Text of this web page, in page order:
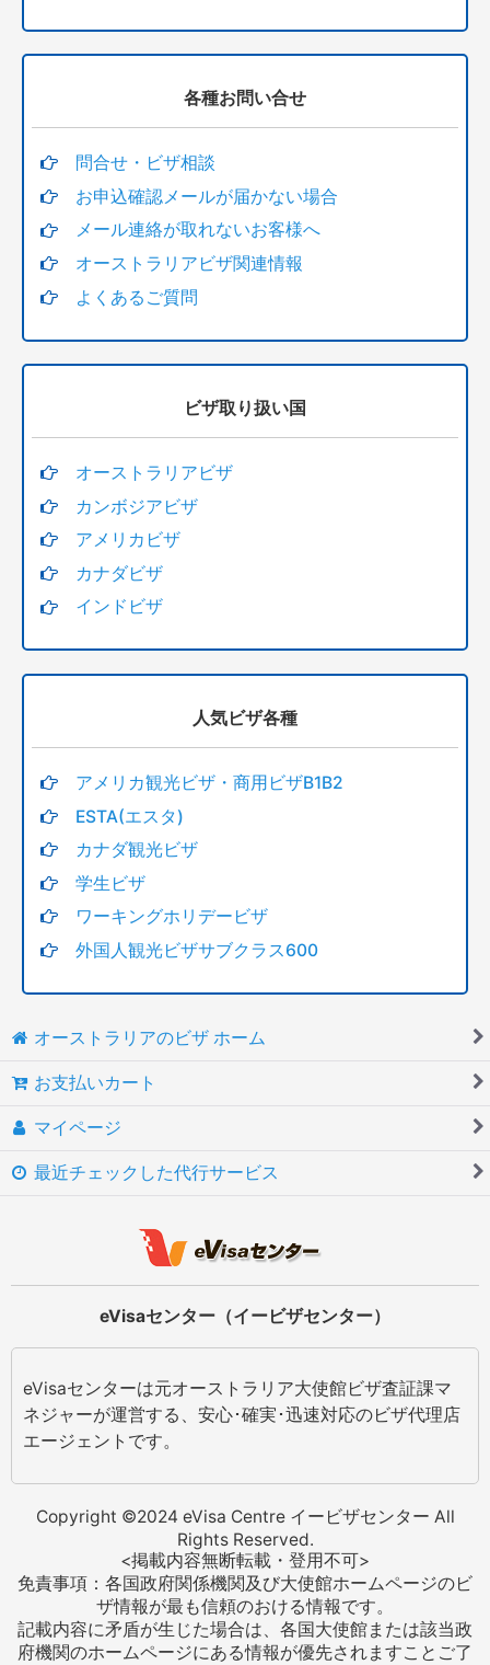
アメリカ観光ビザ 外国人
ニュージーランドビザ
カナダビザ
スリランカビザ
インドビザ
インドネシアビザ
各種お問い合せ
問合せ・ビザ相談
お申込確認メールが届かない場合
メール連絡が取れないお客様へ
オーストラリアビザ関連情報
よくあるご質問
ビザ取り扱い国
オーストラリアビザ
カンボジアビザ
アメリカビザ
カナダビザ
インドビザ
人気ビザ各種
アメリカ観光ビザ・商用ビザB1B2
ESTA(エスタ)
カナダ観光ビザ
学生ビザ
ワーキングホリデービザ
外国人観光ビザサブクラス600
オーストラリアのビザ ホーム
お支払いカート
マイページ
最近チェックした代行サービス
eVisaセンター（イービザセンター）
eVisaセンターは元オーストラリア大使館ビザ査証課マ
ネジャーが運営する、安心･確実･迅速対応のビザ代理店
エージェントです。
Copyright ©2024 eVisa Centre イービザセンター All
Rights Reserved.
<掲載内容無断転載・登用不可>
免責事項：各国政府関係機関及び大使館ホームページのビ
ザ情報が最も信頼のおける情報です。
記載内容に矛盾が生じた場合は、各国大使館または該当政
府機関のホームページにある情報が優先されますことご了